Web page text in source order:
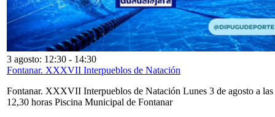
3 agosto: 12:30 - 14:30
Fontanar. XXXVII Interpueblos de Natación
Fontanar. XXXVII Interpueblos de Natación Lunes 3 de agosto a las
12,30 horas Piscina Municipal de Fontanar